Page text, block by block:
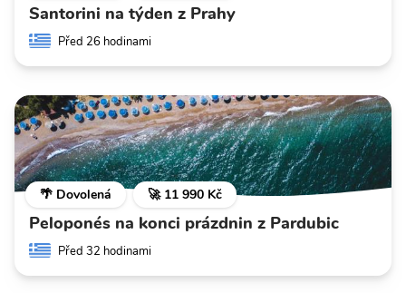
Santorini na týden z Prahy
Před 26 hodinami
🌴 Dovolená 🚀 11 990 Kč
Peloponés na konci prázdnin z Pardubic
Před 32 hodinami